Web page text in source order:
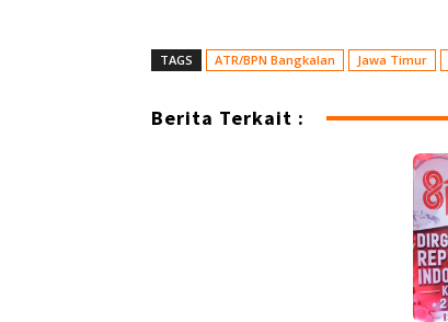
TAGS ATR/BPN Bangkalan Jawa Timur
Berita Terkait :